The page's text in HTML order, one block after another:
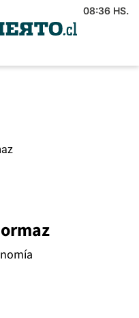
08:36 HS.